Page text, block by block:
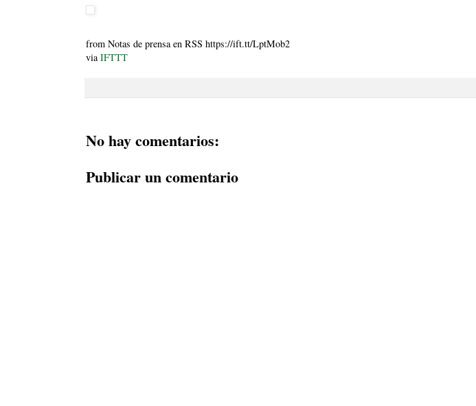
from Notas de prensa en RSS https://ift.tt/LptMob2
viaIFTTT
No hay comentarios:
Publicar un comentario